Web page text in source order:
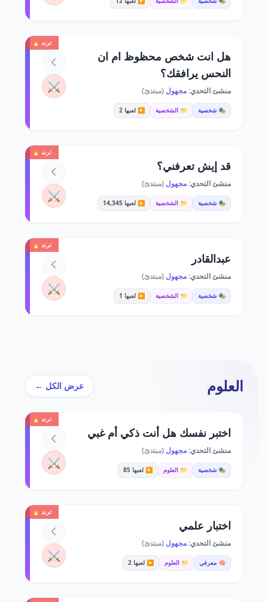
ترند 🔥
هل انت شخص محظوظ ام ان
النحس يرافقك؟
منشئ التحدي:مجهول (مبتدئ)
🎭 شخصية 📁 الشخصية ▶️ لعبها 2
⚔️
ترند 🔥
قد إيش تعرفني؟
منشئ التحدي:مجهول (مبتدئ)
🎭 شخصية 📁 الشخصية ▶️ لعبها 14,345 ⚔️
ترند 🔥
عبدالقادر
منشئ التحدي:مجهول (مبتدئ)
🎭 شخصية 📁 الشخصية ▶️ لعبها 1 ⚔️
العلوم عرض الكل ←
ترند 🔥
اختبر نفسك هل أنت ذكي أم غبي
منشئ التحدي:مجهول (مبتدئ)
🎭 شخصية 📁 العلوم ▶️ لعبها 85 ⚔️
ترند 🔥
اختبار علمي
منشئ التحدي:مجهول (مبتدئ)
🧠 معرفي 📁 العلوم ▶️ لعبها 2 ⚔️